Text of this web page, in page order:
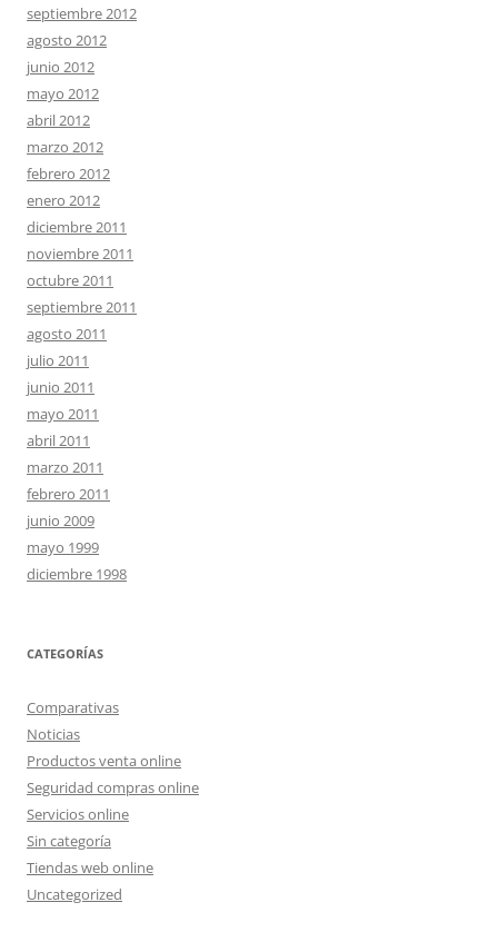
septiembre 2012
agosto 2012
junio 2012
mayo 2012
abril 2012
marzo 2012
febrero 2012
enero 2012
diciembre 2011
noviembre 2011
octubre 2011
septiembre 2011
agosto 2011
julio 2011
junio 2011
mayo 2011
abril 2011
marzo 2011
febrero 2011
junio 2009
mayo 1999
diciembre 1998
CATEGORÍAS
Comparativas
Noticias
Productos venta online
Seguridad compras online
Servicios online
Sin categoría
Tiendas web online
Uncategorized